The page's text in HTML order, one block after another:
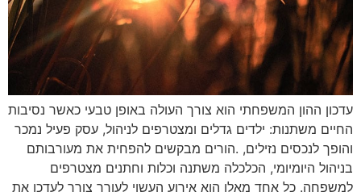
עדכון ההון המשפחתי הוא צורך העולה באופן טבעי כאשר נסיבות
החיים משתנות: ילדים גדלים ומצטרפים לניהול, עסק פעיל נמכר
והופך לנכסים נזילים, .הורים מבקשים להפחית את מעורבותם
בניהול היומיומי, הכלכלה משתנה וכלות וחתנים מצטרפים
למשפחה. כל אחד מאלו הוא אירוע העשוי לעורר צורך לעדכן את